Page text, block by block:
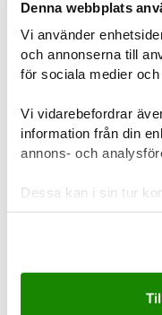
Denna webbplats
Vi använder
och annonserna till
för sociala medier
Vi vidarebefordrar
information från din
annons- och
Dessa kan i sin tur
information som du
Scout of the